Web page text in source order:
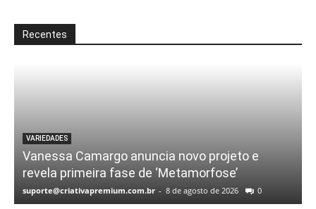
Recentes
VARIEDADES
Vanessa Camargo anuncia novo projeto e
revela primeira fase de ‘Metamorfose’
suporte@criativapremium.com.br - 8 de agosto de 2026 0